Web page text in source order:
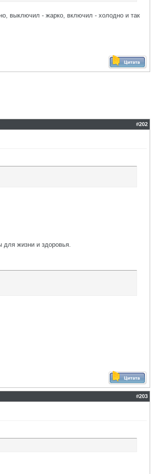
выключил - жарко, включил - холодно и так
#202
для жизни и здоровья.
#203